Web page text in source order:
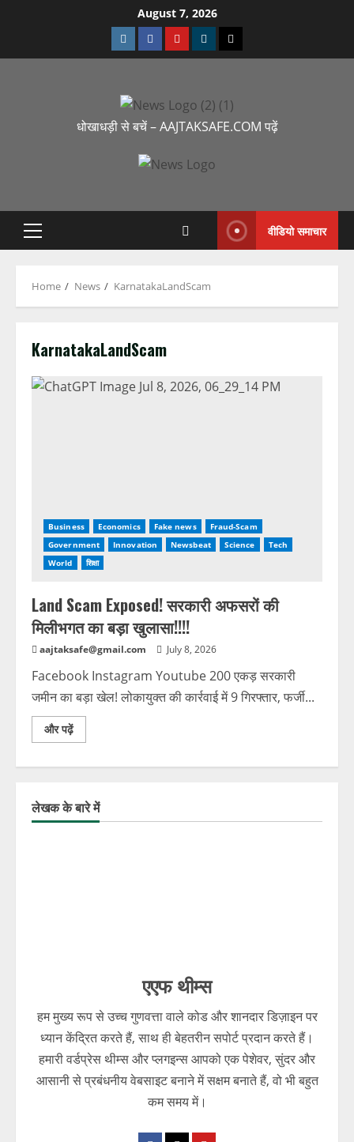
August 7, 2026
धोखाधड़ी से बचें – AAJTAKSAFE.COM पढ़ें
वीडियो समाचार
Home News KarnatakaLandScam
KarnatakaLandScam
Business Economics Fake news
Fraud-Scam
Government
Innovation Newsbeat Science
Tech
World
शिक्षा
Land Scam Exposed! सरकारी अफसरों की
मिलीभगत का बड़ा खुलासा!!!!
aajtaksafe@gmail.com July 8, 2026
Facebook Instagram Youtube 200 एकड़ सरकारी
जमीन का बड़ा खेल! लोकायुक्त की कार्रवाई में 9 गिरफ्तार, फर्जी...
और पढ़ें
लेखक के बारे में
एएफ थीम्स
हम मुख्य रूप से उच्च गुणवत्ता वाले कोड और शानदार डिज़ाइन पर
ध्यान केंद्रित करते हैं, साथ ही बेहतरीन सपोर्ट प्रदान करते हैं।
हमारी वर्डप्रेस थीम्स और प्लगइन्स आपको एक पेशेवर, सुंदर और
आसानी से प्रबंधनीय वेबसाइट बनाने में सक्षम बनाते हैं, वो भी बहुत
कम समय में।